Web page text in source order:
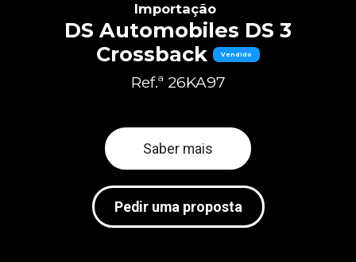
Importação
DS Automobiles DS 3
Crossback
Vendido
Ref.ª 26KA97
Saber mais
Pedir uma proposta